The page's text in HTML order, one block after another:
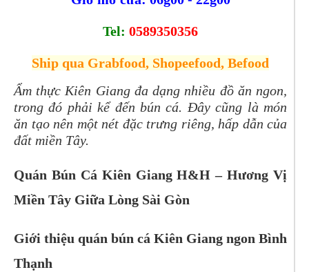
Tel: 0589350356
Ship qua Grabfood, Shopeefood, Befood
Ẩm thực Kiên Giang đa dạng nhiều đồ ăn ngon,
trong đó phải kể đến bún cá. Đây cũng là món
ăn tạo nên một nét đặc trưng riêng, hấp dẫn của
đất miền Tây.
Quán Bún Cá Kiên Giang H&H – Hương Vị
Miền Tây Giữa Lòng Sài Gòn
Giới thiệu quán bún cá Kiên Giang ngon Bình
Thạnh